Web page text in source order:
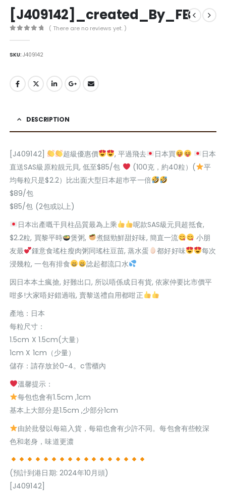
[J409142]_created_By_FB
( There are no reviews yet. )
SKU:J409142
DESCRIPTION
[J409142] 超級優惠價 , 平過飛去 日本買
日本
直送SAS級原粒靚元貝, 低至$85/包
(100克，約40粒）(
平
均每粒只是$2.2）比出面大型日本超巿平一倍
$89/包
$85/包 (2包或以上)
日本出產嘅干貝柱品質最為上乘
呢款SAS級元貝超抵食,
$2.2粒, 買黎平時
煲粥, 煮餸勁鮮甜好味, 簡直一流
小朋
友最
鍾意食瑤柱瘦肉粥同瑤柱豆苗, 蒸水蛋 都好好味
每次
浸幾粒, 一包有排食
諗起都流口水
因日本本土瘋搶, 好難出口, 所以唔係成日有貨, 依家仲要比市價平
咁多!大家唔好錯過啦, 賣黎送禮自用都咁正
產地：日本
每粒尺寸：
1.5cm X 1.5cm(大量）
1cm X 1cm（少量）
儲存：請存放於0-4。c雪櫃內
溫馨提示：
每包也會有1.5cm ,1cm
基本上大部分是1.5cm ,少部分1cm
由於批發以每箱入貨，每箱也會有少許不同。每包會有些較深
色和老身，味道更濃
(預計到港日期: 2024年10月頭)
[J409142]